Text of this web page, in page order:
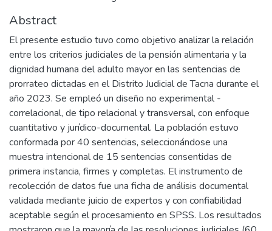
Abstract
El presente estudio tuvo como objetivo analizar la relación
entre los criterios judiciales de la pensión alimentaria y la
dignidad humana del adulto mayor en las sentencias de
prorrateo dictadas en el Distrito Judicial de Tacna durante el
año 2023. Se empleó un diseño no experimental -
correlacional, de tipo relacional y transversal, con enfoque
cuantitativo y jurídico-documental. La población estuvo
conformada por 40 sentencias, seleccionándose una
muestra intencional de 15 sentencias consentidas de
primera instancia, firmes y completas. El instrumento de
recolección de datos fue una ficha de análisis documental
validada mediante juicio de expertos y con confiabilidad
aceptable según el procesamiento en SPSS. Los resultados